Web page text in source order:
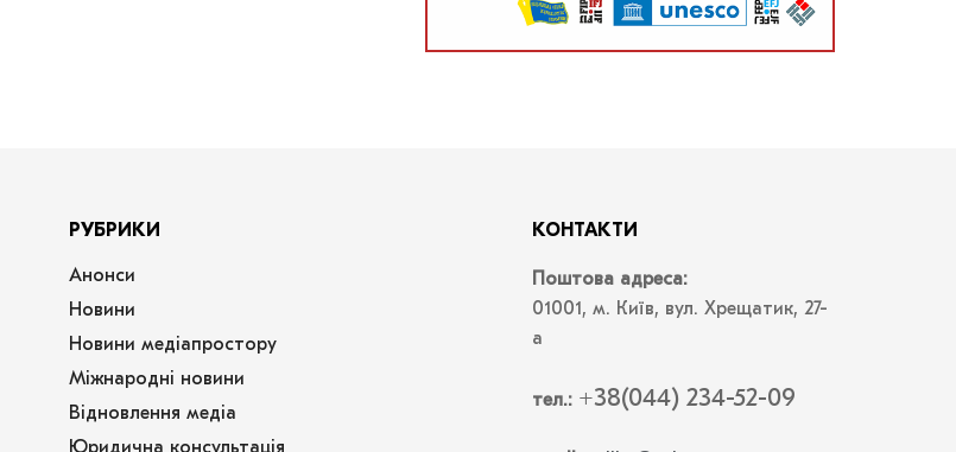
РУБРИКИ
Анонси
Новини
Новини медіапростору
Міжнародні новини
Відновлення медіа
Юридична консультація
КОНТАКТИ
Поштова адреса:
01001, м. Київ, вул. Хрещатик, 27-
а
тел.: +38(044) 234-52-09